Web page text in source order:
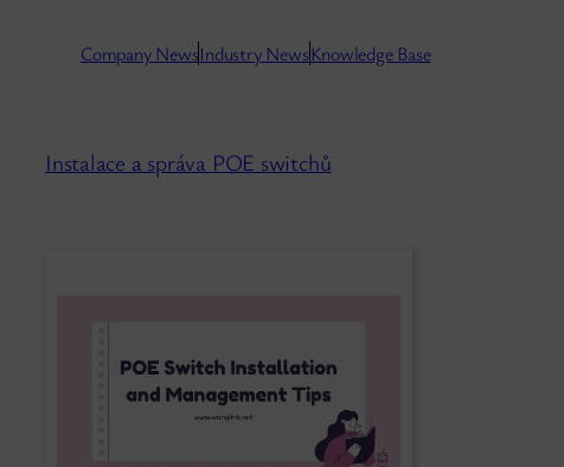
Company NewsIndustry NewsKnowledge Base
Instalace a správa POE switchů